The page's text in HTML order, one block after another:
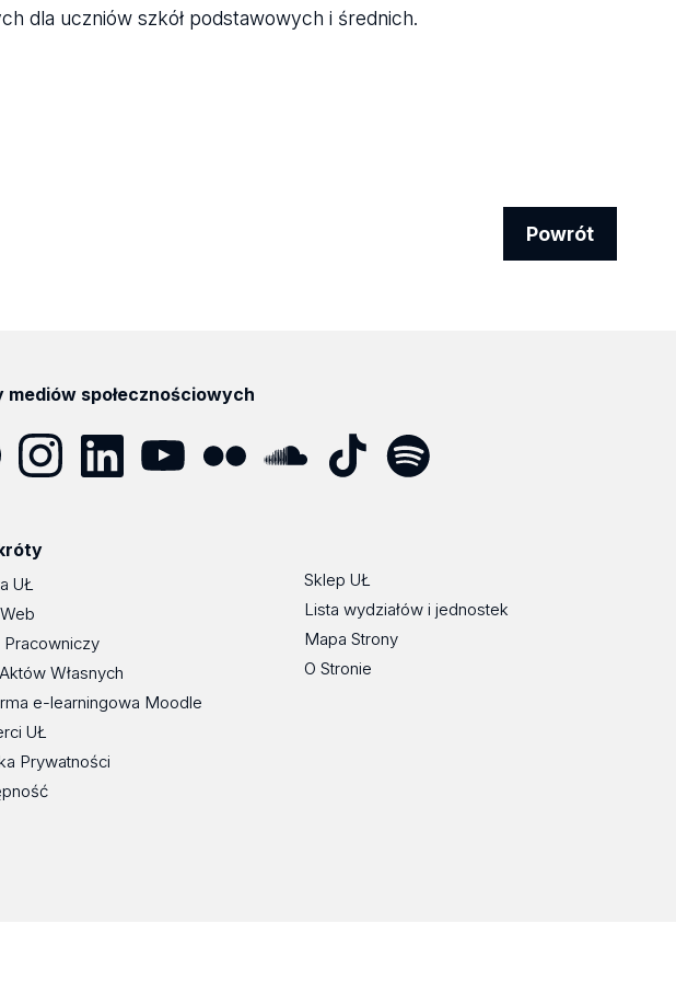
dla uczniów szkół podstawowych i średnich.
Powrót
mediów społecznościowych
UŁ
Pracowniczy
Własnych
e-learningowa Moodle
UŁ
Prywatności
Sklep UŁ
Lista wydziałów i jednostek
Mapa Strony
O Stronie